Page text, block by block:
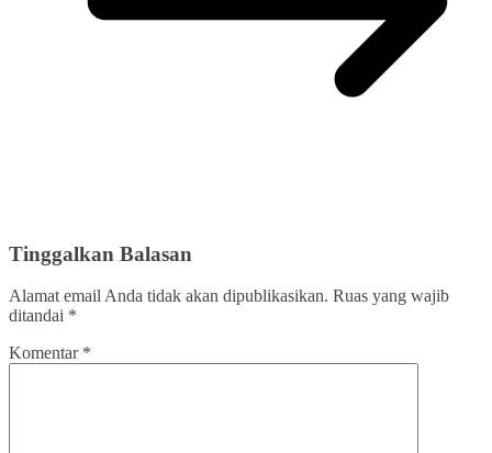
Tinggalkan Balasan
Alamat email Anda tidak akan dipublikasikan. Ruas yang wajib
ditandai *
Komentar *